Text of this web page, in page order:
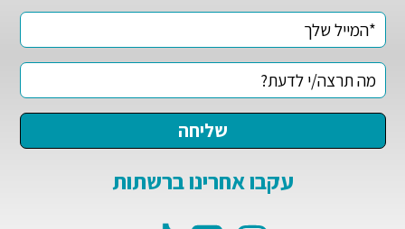
עקבו אחרינו ברשתות